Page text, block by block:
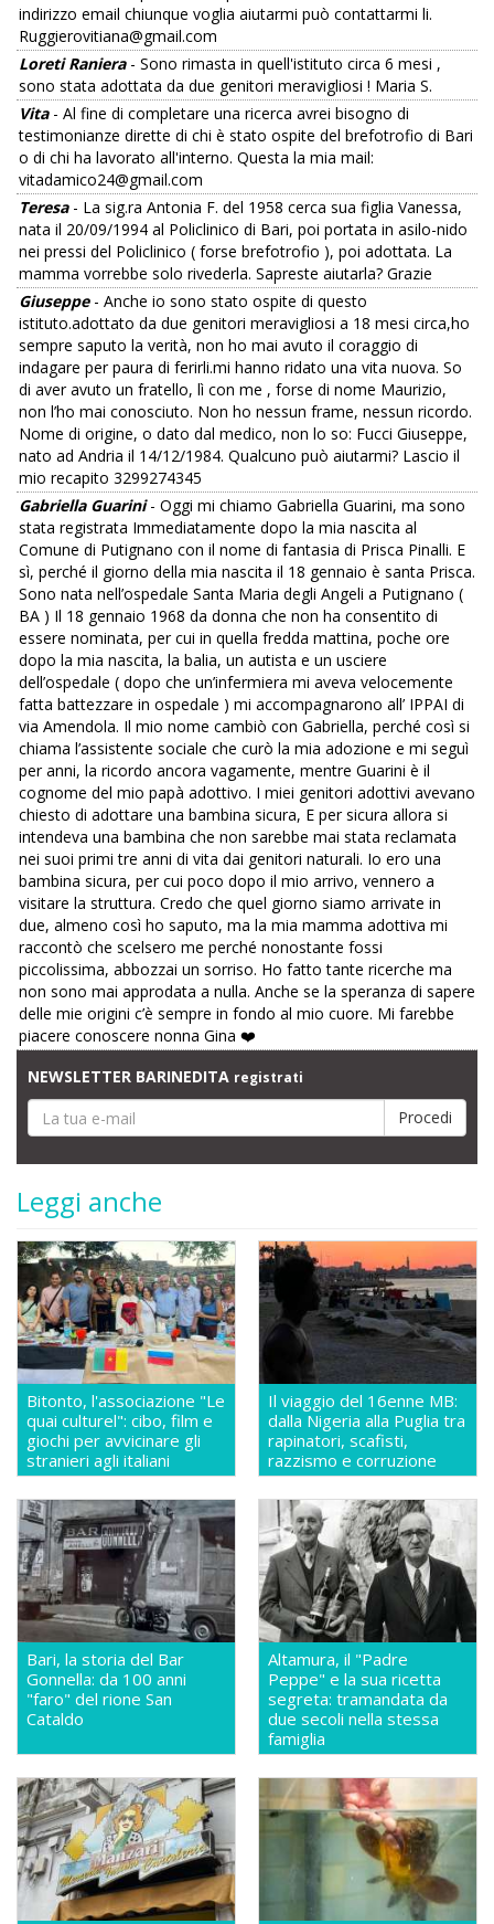
indirizzo email chiunque voglia aiutarmi può contattarmi li.
Ruggierovitiana@gmail.com
Loreti Raniera- Sono rimasta in quell'istituto circa 6 mesi ,
sono stata adottata da due genitori meravigliosi ! Maria S.
Vita- Al fine di completare una ricerca avrei bisogno di
testimonianze dirette di chi è stato ospite del brefotrofio di Bari
o di chi ha lavorato all'interno. Questa la mia mail:
vitadamico24@gmail.com
Teresa - La sig.ra Antonia F. del 1958 cerca sua figlia Vanessa,
nata il 20/09/1994 al Policlinico di Bari, poi portata in asilo-nido
nei pressi del Policlinico ( forse brefotrofio ), poi adottata. La
mamma vorrebbe solo rivederla. Sapreste aiutarla? Grazie
Giuseppe- Anche io sono stato ospite di questo
istituto.adottato da due genitori meravigliosi a 18 mesi circa,ho
sempre saputo la verità, non ho mai avuto il coraggio di
indagare per paura di ferirli.mi hanno ridato una vita nuova. So
di aver avuto un fratello, lì con me , forse di nome Maurizio,
non l’ho mai conosciuto. Non ho nessun frame, nessun ricordo.
Nome di origine, o dato dal medico, non lo so: Fucci Giuseppe,
nato ad Andria il 14/12/1984. Qualcuno può aiutarmi? Lascio il
mio recapito 3299274345
Gabriella Guarini- Oggi mi chiamo Gabriella Guarini, ma sono
stata registrata Immediatamente dopo la mia nascita al
Comune di Putignano con il nome di fantasia di Prisca Pinalli. E
sì, perché il giorno della mia nascita il 18 gennaio è santa Prisca.
Sono nata nell’ospedale Santa Maria degli Angeli a Putignano (
BA ) Il 18 gennaio 1968 da donna che non ha consentito di
essere nominata, per cui in quella fredda mattina, poche ore
dopo la mia nascita, la balia, un autista e un usciere
dell’ospedale ( dopo che un’infermiera mi aveva velocemente
fatta battezzare in ospedale ) mi accompagnarono all’ IPPAI di
via Amendola. Il mio nome cambiò con Gabriella, perché così si
chiama l’assistente sociale che curò la mia adozione e mi seguì
per anni, la ricordo ancora vagamente, mentre Guarini è il
cognome del mio papà adottivo. I miei genitori adottivi avevano
chiesto di adottare una bambina sicura, E per sicura allora si
intendeva una bambina che non sarebbe mai stata reclamata
nei suoi primi tre anni di vita dai genitori naturali. Io ero una
bambina sicura, per cui poco dopo il mio arrivo, vennero a
visitare la struttura. Credo che quel giorno siamo arrivate in
due, almeno così ho saputo, ma la mia mamma adottiva mi
raccontò che scelsero me perché nonostante fossi
piccolissima, abbozzai un sorriso. Ho fatto tante ricerche ma
non sono mai approdata a nulla. Anche se la speranza di sapere
delle mie origini c’è sempre in fondo al mio cuore. Mi farebbe
piacere conoscere nonna Gina ❤️
NEWSLETTER BARINEDITA registrati
Leggi anche
Bitonto, l'associazione "Le
quai culturel": cibo, film e
giochi per avvicinare gli
stranieri agli italiani
Il viaggio del 16enne MB:
dalla Nigeria alla Puglia tra
rapinatori, scafisti,
razzismo e corruzione
Bari, la storia del Bar
Gonnella: da 100 anni
"faro" del rione San
Cataldo
Altamura, il "Padre
Peppe" e la sua ricetta
segreta: tramandata da
due secoli nella stessa
famiglia